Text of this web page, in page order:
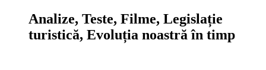
Analize, Teste, Filme, Legislație
turistică, Evoluția noastră în timp